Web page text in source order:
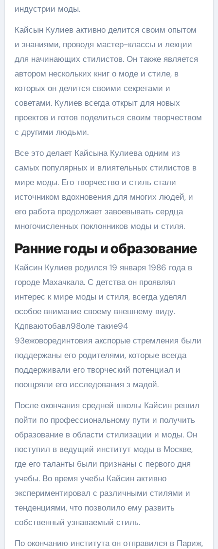
индустрии моды.
Кайсын Кулиев активно делится своим опытом
и знаниями, проводя мастер-классы и лекции
для начинающих стилистов. Он также является
автором нескольких книг о моде и стиле, в
которых он делится своими секретами и
советами. Кулиев всегда открыт для новых
проектов и готов поделиться своим творчеством
с другими людьми.
Все это делает Кайсына Кулиева одним из
самых популярных и влиятельных стилистов в
мире моды. Его творчество и стиль стали
источником вдохновения для многих людей, и
его работа продолжает завоевывать сердца
многочисленных поклонников моды и стиля.
Ранние годы и образование
Кайсин Кулиев родился 19 января 1986 года в
городе Махачкала. С детства он проявлял
интерес к мире моды и стиля, всегда уделял
особое внимание своему внешнему виду.
Кдпваютобавл98оле такие94
93ежоворединтовия акспорые стремления были
поддержаны его родителями, которые всегда
поддерживали его творческий потенциал и
поощряли его исследования з мадой.
После окончания средней школы Кайсин решил
пойти по профессиональному пути и получить
образование в области стилизации и моды. Он
поступил в ведущий институт моды в Москве,
где его таланты были признаны с первого дня
учебы. Во время учебы Кайсин активно
экспериментировал с различными стилями и
тенденциями, что позволило ему развить
собственный узнаваемый стиль.
По окончанию института он отправился в Париж,